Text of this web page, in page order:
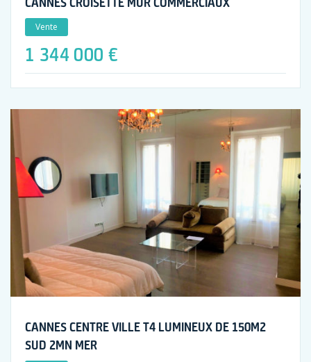
Vente
1 344 000 €
CANNES CENTRE VILLE T4 LUMINEUX DE 150M2
SUD 2MN MER